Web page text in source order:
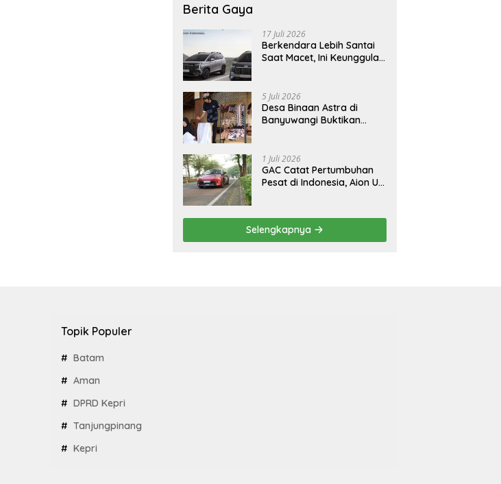
Berita Gaya
17 Juli 2026
Berkendara Lebih Santai
Saat Macet, Ini Keunggulan
Cartenz
5 Juli 2026
Desa Binaan Astra di
Banyuwangi Buktikan
Warga
1 Juli 2026
GAC Catat Pertumbuhan
Pesat di Indonesia, Aion UT
Selengkapnya
Topik Populer
Batam
Aman
DPRD Kepri
Tanjungpinang
Kepri